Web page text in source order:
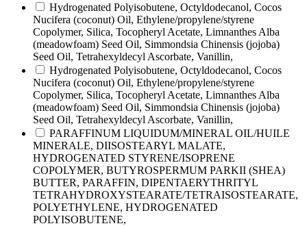
Hydrogenated Polyisobutene, Octyldodecanol, Cocos
Nucifera (coconut) Oil, Ethylene/propylene/styrene
Copolymer, Silica, Tocopheryl Acetate, Limnanthes Alba
(meadowfoam) Seed Oil, Simmondsia Chinensis (jojoba)
Seed Oil, Tetrahexyldecyl Ascorbate, Vanillin,
Hydrogenated Polyisobutene, Octyldodecanol, Cocos
Nucifera (coconut) Oil, Ethylene/propylene/styrene
Copolymer, Silica, Tocopheryl Acetate, Limnanthes Alba
(meadowfoam) Seed Oil, Simmondsia Chinensis (jojoba)
Seed Oil, Tetrahexyldecyl Ascorbate, Vanillin,
PARAFFINUM LIQUIDUM/MINERAL OIL/HUILE
MINERALE, DIISOSTEARYL MALATE,
HYDROGENATED STYRENE/ISOPRENE
COPOLYMER, BUTYROSPERMUM PARKII (SHEA)
BUTTER, PARAFFIN, DIPENTAERYTHRITYL
TETRAHYDROXYSTEARATE/TETRAISOSTEARATE,
POLYETHYLENE, HYDROGENATED
POLYISOBUTENE,